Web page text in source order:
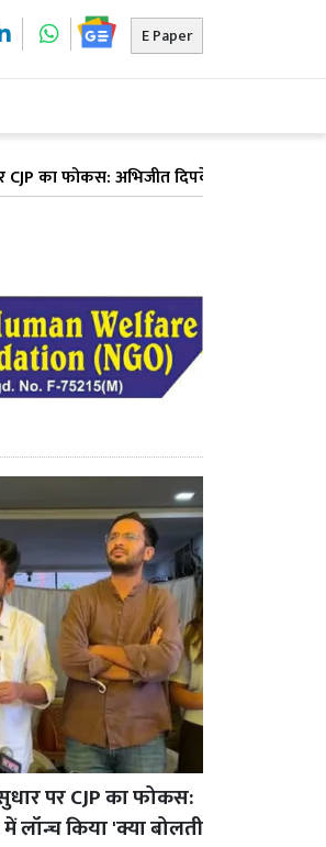
E Paper
फोकस: अभिजीत दिपके ने पूरे देश में लॉन्च किया
पर CJP का फोकस:
लॉन्च किया 'क्या बोलती